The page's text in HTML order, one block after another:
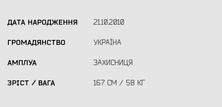
ДАТА НАРОДЖЕННЯ 21.10.2010
ГРОМАДЯНСТВО УКРАЇНА
АМПЛУА ЗАХИСНИЦЯ
ЗРІСТ / ВАГА 167 СМ / 58 КГ